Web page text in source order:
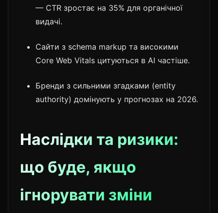
— CTR зростає на 35% для органічної
видачі.
Сайти з schema markup та високими
Core Web Vitals цитуються в AI частіше.
Бренди з сильними згадками (entity
authority) домінують у прогнозах на 2026.
Наслідки та ризики:
що буде, якщо
ігнорувати зміни